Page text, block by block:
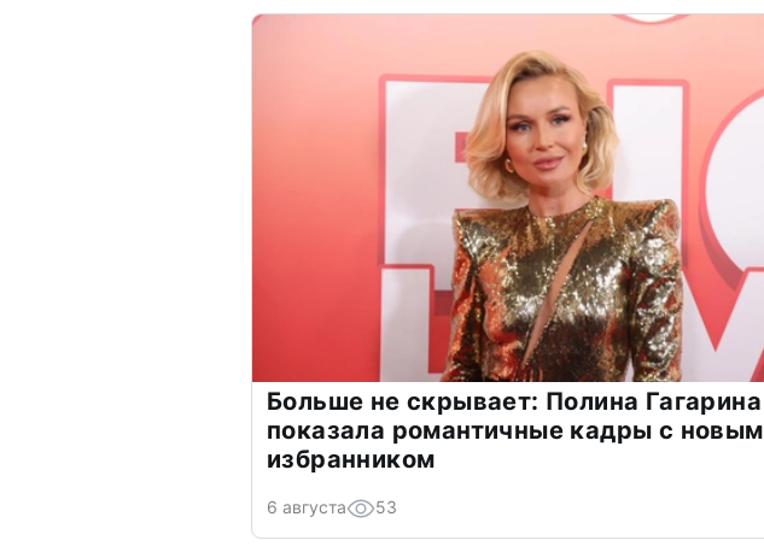
Больше не скрывает: Полина Гагарина
показала романтичные кадры с новым
избранником
6 августа 53